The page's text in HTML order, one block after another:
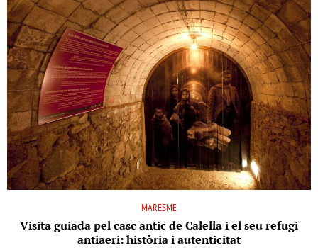
MARESME
Visita guiada pel casc antic de Calella i el seu refugi
antiaeri: història i autenticitat